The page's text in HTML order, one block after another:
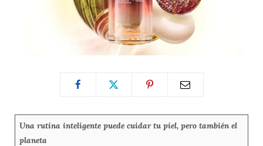
Una rutina inteligente puede cuidar tu piel, pero también el
planeta